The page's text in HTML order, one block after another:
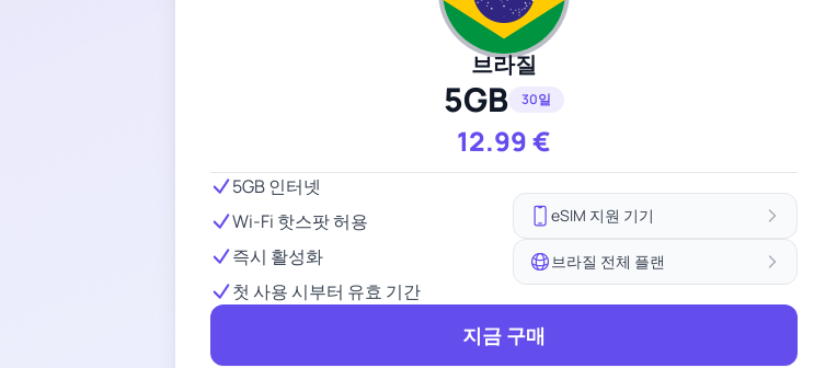
브라질
5GB 30일
12.99€
5GB 인터넷
Wi-Fi 핫스팟 허용
즉시 활성화
첫 사용 시부터 유효 기간
eSIM 지원 기기
브라질 전체 플랜
지금 구매